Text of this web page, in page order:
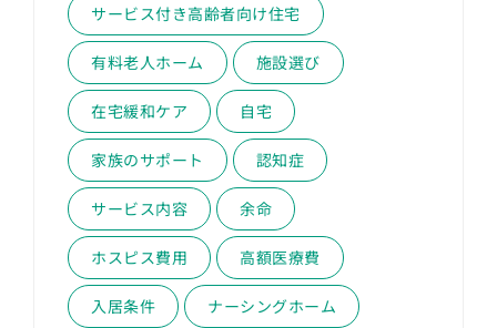
サービス付き高齢者向け住宅
有料老人ホーム 施設選び
在宅緩和ケア 自宅
家族のサポート 認知症
サービス内容 余命
ホスピス費用 高額医療費
入居条件 ナーシングホーム